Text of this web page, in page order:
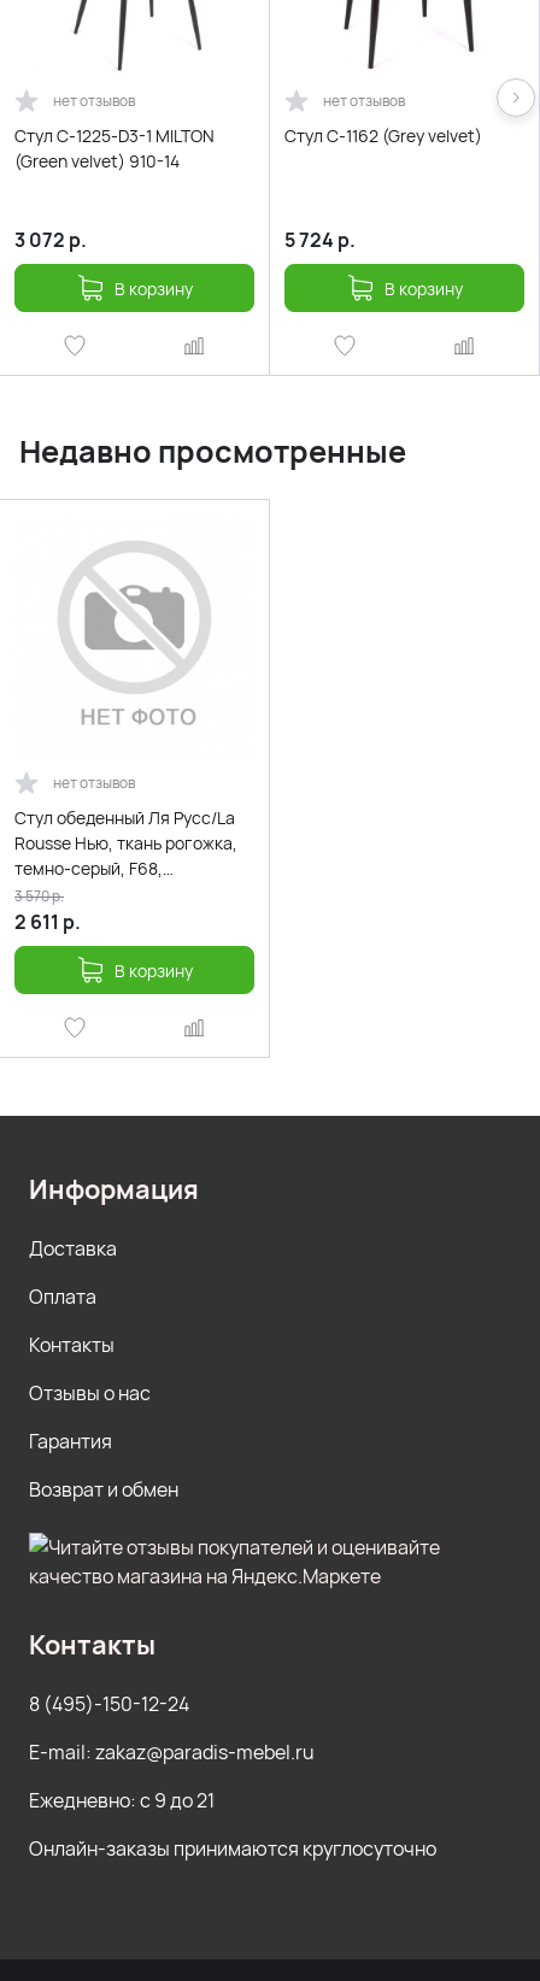
нет отзывов
Стул С-1225-D3-1 MILTON
(Green velvet) 910-14
3 072 р.
В корзину
нет отзывов
Стул С-1162 (Grey velvet)
5 724 р.
В корзину
Недавно просмотренные
нет отзывов
Стул обеденный Ля Русс/La
Rousse Нью, ткань рогожка,
темно-серый, F68,
45х55х93см
2 611 р.
3 570р.
В корзину
Информация
Доставка
Оплата
Контакты
Отзывы о нас
Гарантия
Возврат и обмен
Контакты
8 (495)-150-12-24
E-mail: zakaz@paradis-mebel.ru
Ежедневно: с 9 до 21
Онлайн-заказы принимаются круглосуточно